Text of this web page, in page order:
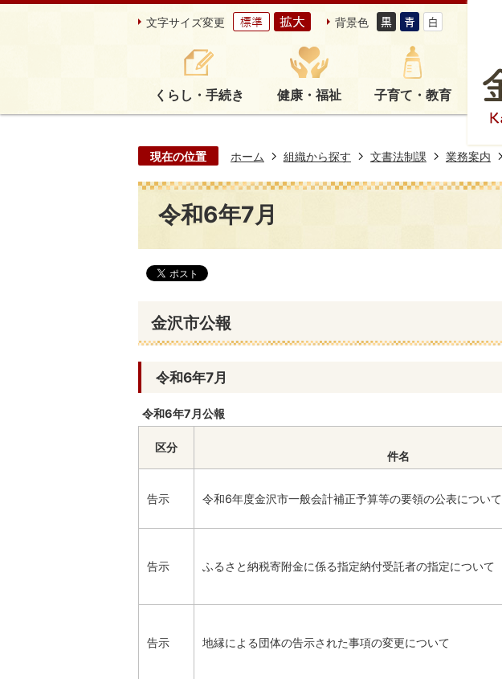
文字サイズ変更 背景色
くらし・手続き 健康・福祉 子育て・教育
現在の位置 ホーム 組織から探す 文書法制課 業務案内
令和6年7月
金沢市公報
令和6年7月
令和6年7月公報
区分
件名
告示 令和6年度金沢市一般会計補正予算等の要領の公表について
告示 ふるさと納税寄附金に係る指定納付受託者の指定について
告示 地縁による団体の告示された事項の変更について